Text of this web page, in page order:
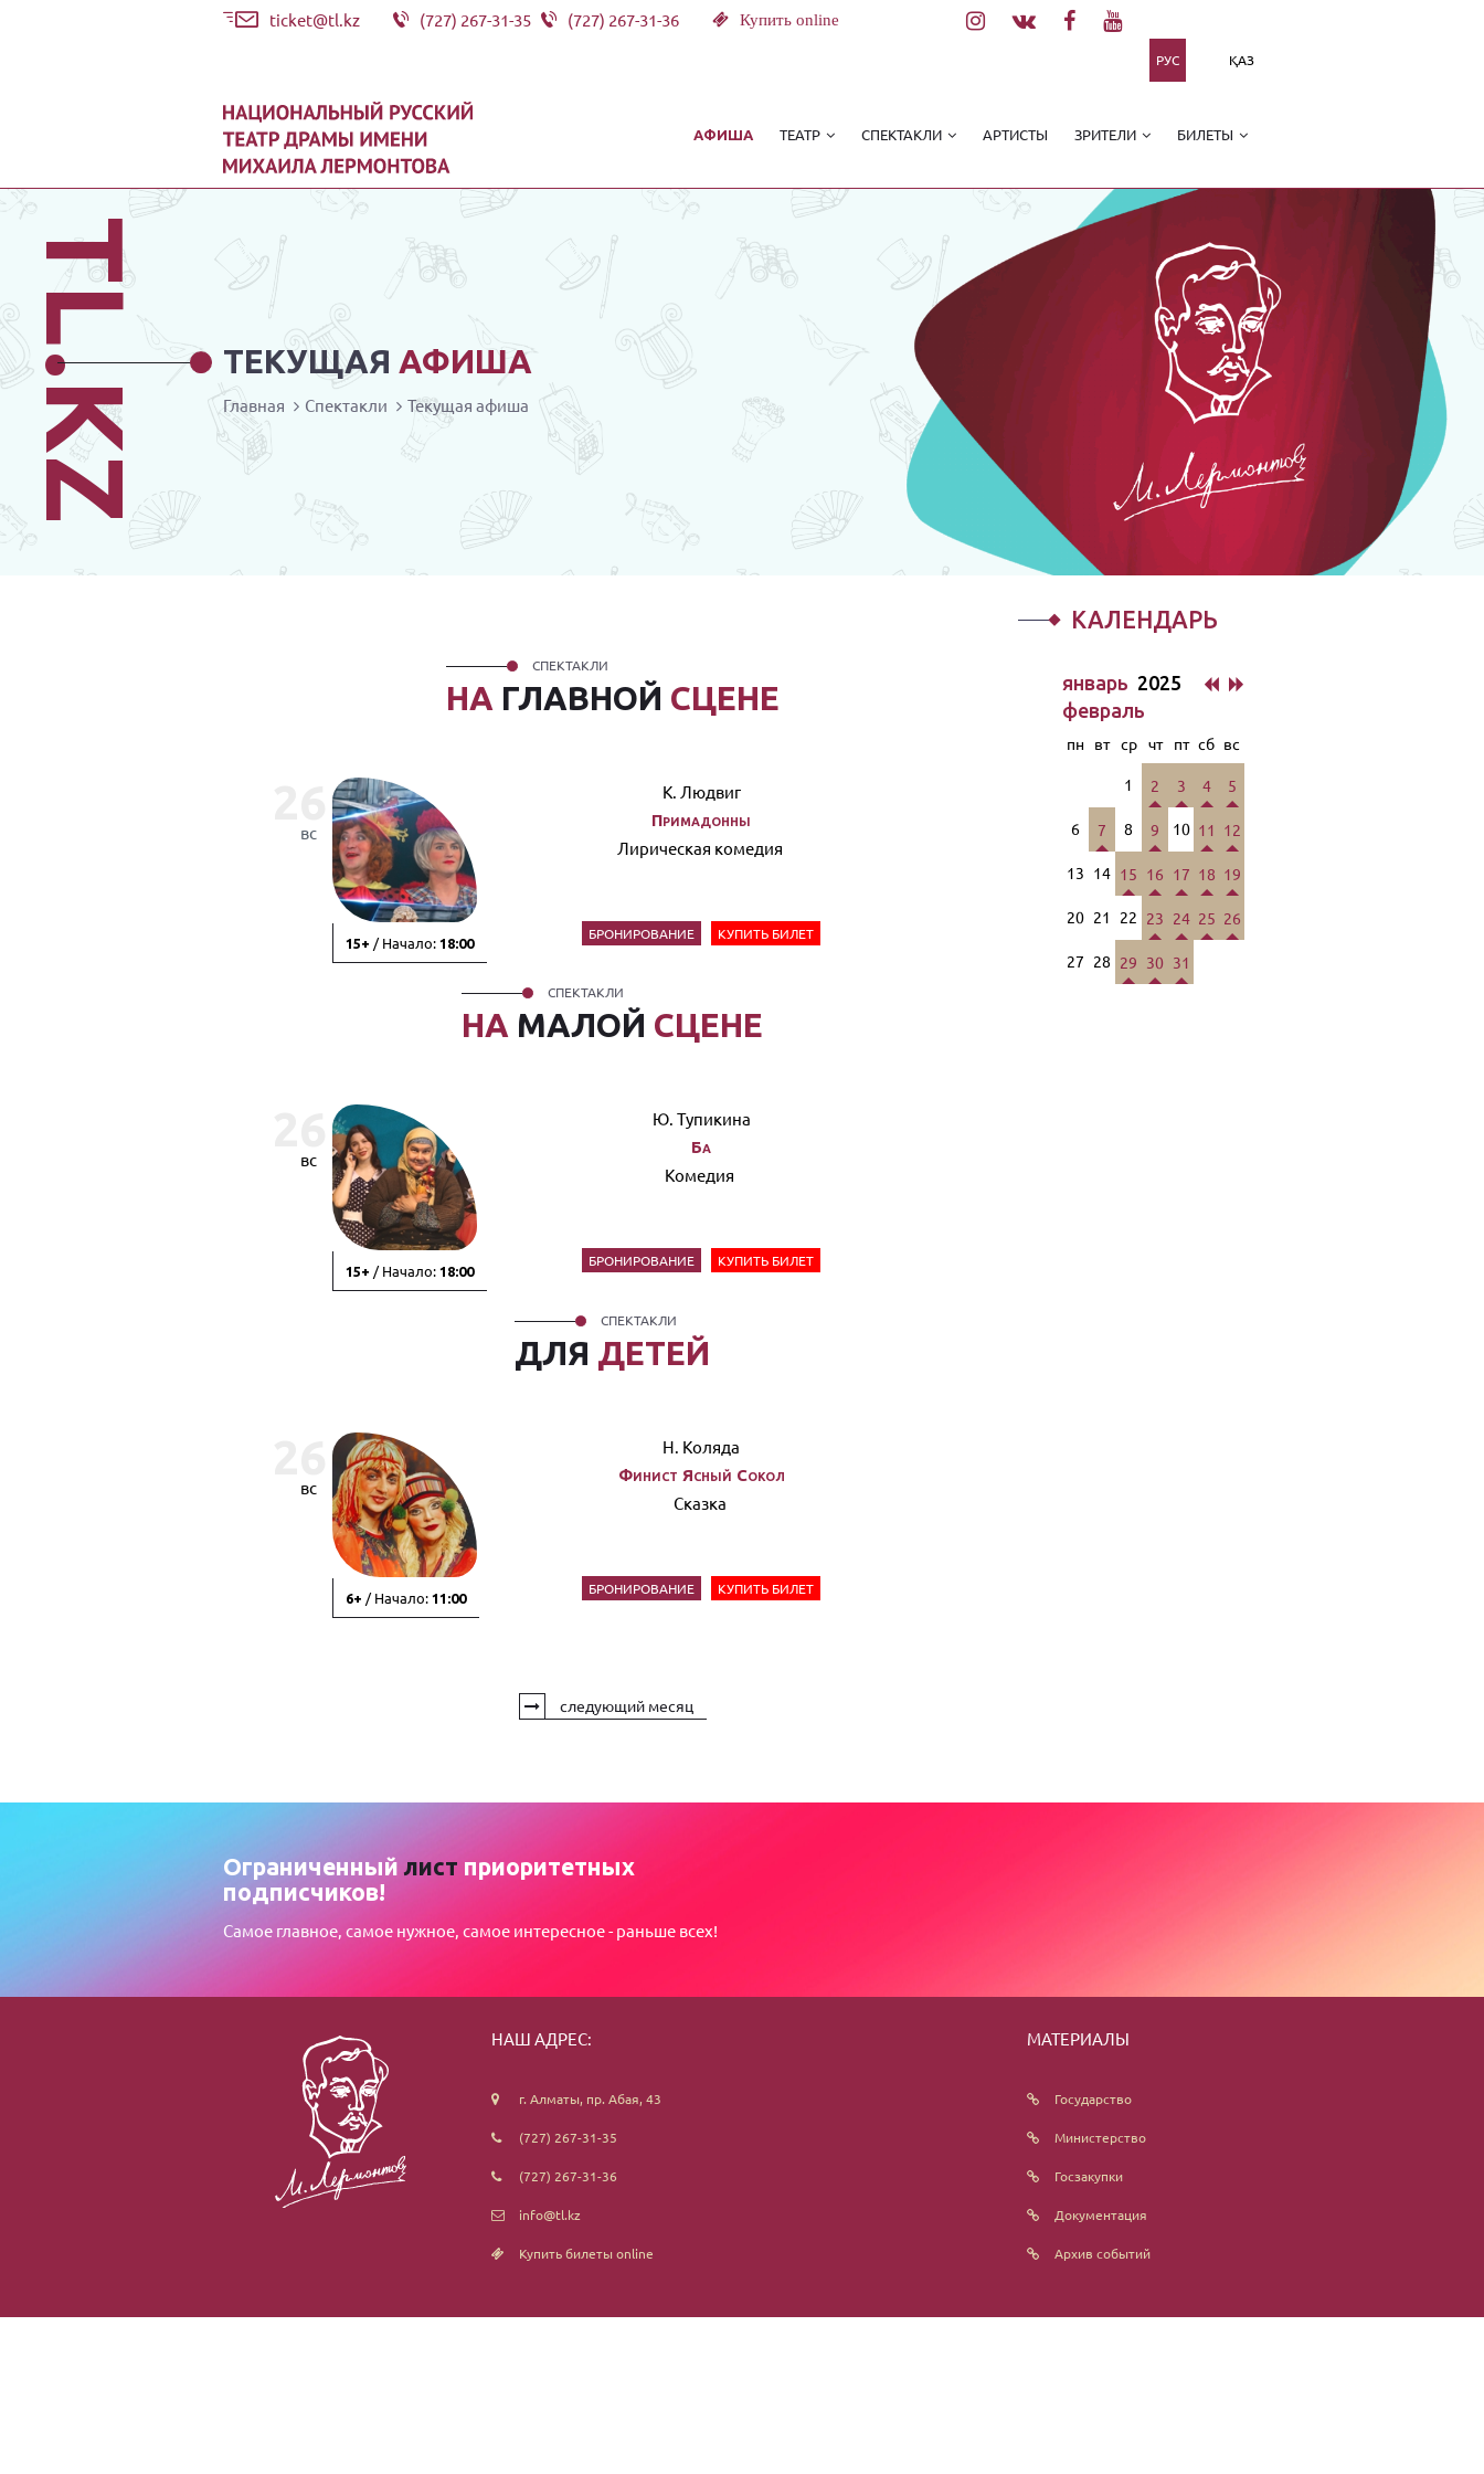
ticket@tl.kz (727) 267-31-35 (727) 267-31-36 Купить online
РУС ҚАЗ
АФИША ТЕАТР СПЕКТАКЛИ АРТИСТЫ ЗРИТЕЛИ БИЛЕТЫ
ТЕКУЩАЯ АФИША
TL.KZ Главная Спектакли Текущая афиша
НА ГЛАВНОЙ СЦЕНЕ
СПЕКТАКЛИ
вс
15+ / Начало: 18:00
К. Людвиг
Примадонны
Лирическая комедия
БРОНИРОВАНИЕ КУПИТЬ БИЛЕТ
НА МАЛОЙ СЦЕНЕ
СПЕКТАКЛИ
вс
15+ / Начало: 18:00
Ю. Тупикина
Ба
Комедия
БРОНИРОВАНИЕ КУПИТЬ БИЛЕТ
ДЛЯ ДЕТЕЙ
СПЕКТАКЛИ
вс
6+ / Начало: 11:00
Н. Коляда
Финист Ясный Сокол
Сказка
БРОНИРОВАНИЕ КУПИТЬ БИЛЕТ
следующий месяц
КАЛЕНДАРЬ
январь 2025
февраль
пн вт ср чт пт сб вс
1 2 3 4 5
6 7 8 9 10 11 12
13 14 15 16 17 18 19
20 21 22 23 24 25 26
27 28 29 30 31
Ограниченныйлист приоритетных
подписчиков!
Самое главное, самое нужное, самое интересное - раньше всех!
НАШ АДРЕС:
г. Алматы, пр. Абая, 43
(727) 267-31-35
(727) 267-31-36
info@tl.kz
Купить билеты online
МАТЕРИАЛЫ
Государство
Министерство
Госзакупки
Документация
Архив событий